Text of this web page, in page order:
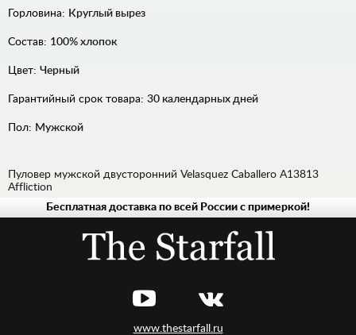
Горловина: Круглый вырез
Состав: 100% хлопок
Цвет: Черный
Гарантийный срок товара: 30 календарных дней
Пол: Мужской
Пуловер мужской двусторонний Velasquez Caballero A13813
Affliction
ДЖИНСЫБесплатная доставка по всей России с примеркой!
www.thestarfall.ru